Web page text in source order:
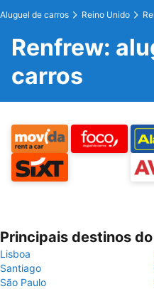
Aluguel de carros Reino Unido
Renfrew:
carros
Principais destinos
Lisboa
Santiago
São Paulo